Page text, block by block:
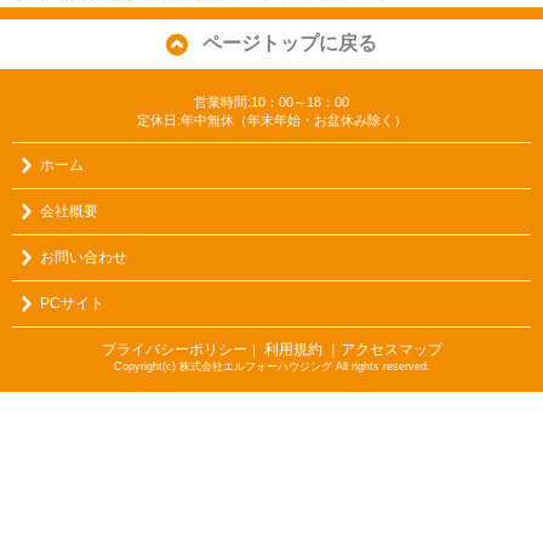
ページトップに戻る
営業時間:10：00～18：00
定休日:年中無休（年末年始・お盆休み除く）
ホーム
会社概要
お問い合わせ
PCサイト
プライバシーポリシー ｜ 利用規約 ｜アクセスマップ
Copyright(c) 株式会社エルフォーハウジング All rights reserved.